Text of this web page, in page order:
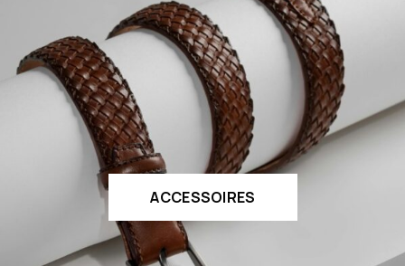
ACCESSOIRES